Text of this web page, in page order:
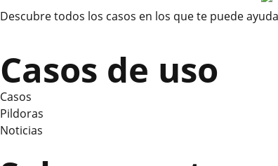
Descubre todos los casos en los que te puede
Casos de uso
Casos
Pildoras
Noticias